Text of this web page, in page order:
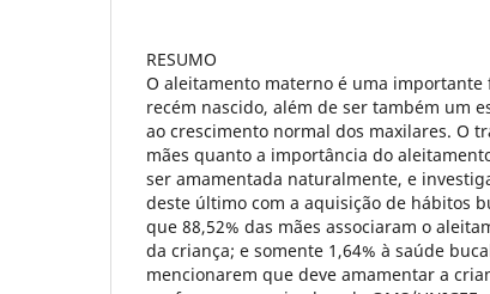
RESUMO
O aleitamento materno é uma
recém nascido, além de ser também um
ao crescimento normal dos maxilares. O
mães quanto a importância do
ser amamentada naturalmente, e
deste último com a aquisição de hábitos
que 88,52% das mães associaram o
da criança; e somente 1,64% à saúde
mencionarem que deve amamentar a